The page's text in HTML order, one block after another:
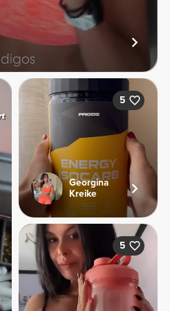
5
Georgina
Kreike
5